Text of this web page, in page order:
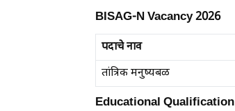
BISAG-N Vacancy 2026
पदाचे नाव
तांत्रिक मनुष्यबळ
Educational